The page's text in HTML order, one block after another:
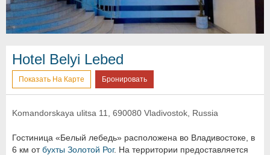
Hotel Belyi Lebed
Показать На Карте Бронировать
Komandorskaya ulitsa 11, 690080 Vladivostok, Russia
Гостиница «Белый лебедь» расположена во Владивостоке, в
6 км отбухты Золотой Рог. На территории предоставляется